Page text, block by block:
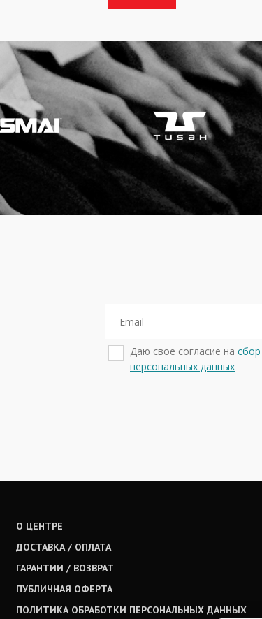
Даю свое согласие на
персональных данных
О ЦЕНТРЕ
ДОСТАВКА / ОПЛАТА
ГАРАНТИИ / ВОЗВРАТ
ПУБЛИЧНАЯ ОФЕРТА
ПОЛИТИКА ОБРАБОТКИ ПЕРСОНАЛЬНЫХ ДАННЫХ